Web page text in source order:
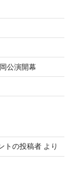
公演開幕
トの投稿者 より